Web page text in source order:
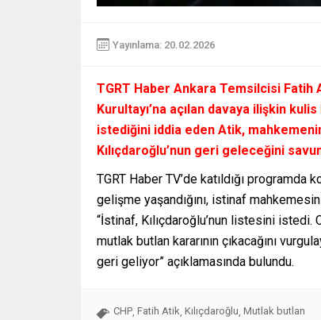
Yayınlama: 20.02.2026
TGRT Haber Ankara Temsilcisi Fatih
Kurultayı’na açılan davaya ilişkin
istediğini iddia eden Atik,
Kılıçdaroğlu’nun geri geleceğini
TGRT Haber TV’de katıldığı
gelişme yaşandığını, istinaf
“İstinaf, Kılıçdaroğlu’nun listesini istedi.
mutlak butlan kararının çıkacağını
geri geliyor” açıklamasında bulundu.
CHP, Fatih Atik, Kılıçdaroğlu, Mutlak butlan